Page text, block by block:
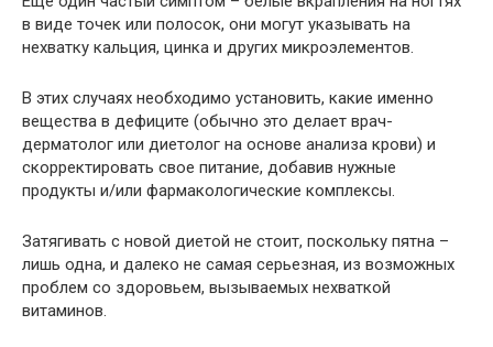
в виде точек или полосок, они могут указывать на
нехватку кальция, цинка и других микроэлементов.
В этих случаях необходимо установить, какие именно
вещества в дефиците (обычно это делает врач-
дерматолог или диетолог на основе анализа крови) и
скорректировать свое питание, добавив нужные
продукты и/или фармакологические комплексы.
Затягивать с новой диетой не стоит, поскольку пятна –
лишь одна, и далеко не самая серьезная, из возможных
проблем со здоровьем, вызываемых нехваткой
витаминов.